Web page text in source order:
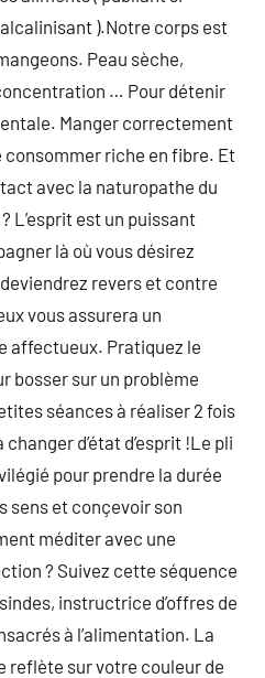
).Notre corps est
Peau sèche,
… Pour détenir
Manger correctement
riche en fibre. Et
avec la naturopathe du
L’esprit est un puissant
là où vous désirez
revers et contre
vous assurera un
affectueux. Pratiquez le
bosser sur un problème
séances à réaliser 2 fois
d’état d’esprit !Le pli
pour prendre la durée
sens et conçevoir son
méditer avec une
? Suivez cette séquence
instructrice d’offres de
à l’alimentation. La
reflète sur votre couleur de